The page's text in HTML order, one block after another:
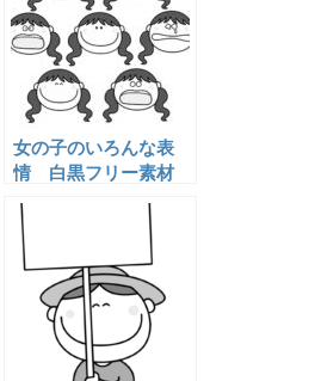
女の子のいろんな表
情 白黒フリー素材